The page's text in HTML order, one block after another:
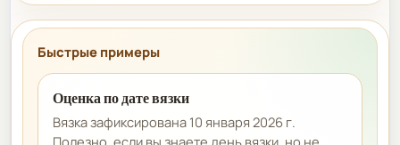
Быстрые примеры
Оценка по дате вязки
Вязка зафиксирована 10 января 2026 г.
Полезно, если вы знаете день вязки, но не